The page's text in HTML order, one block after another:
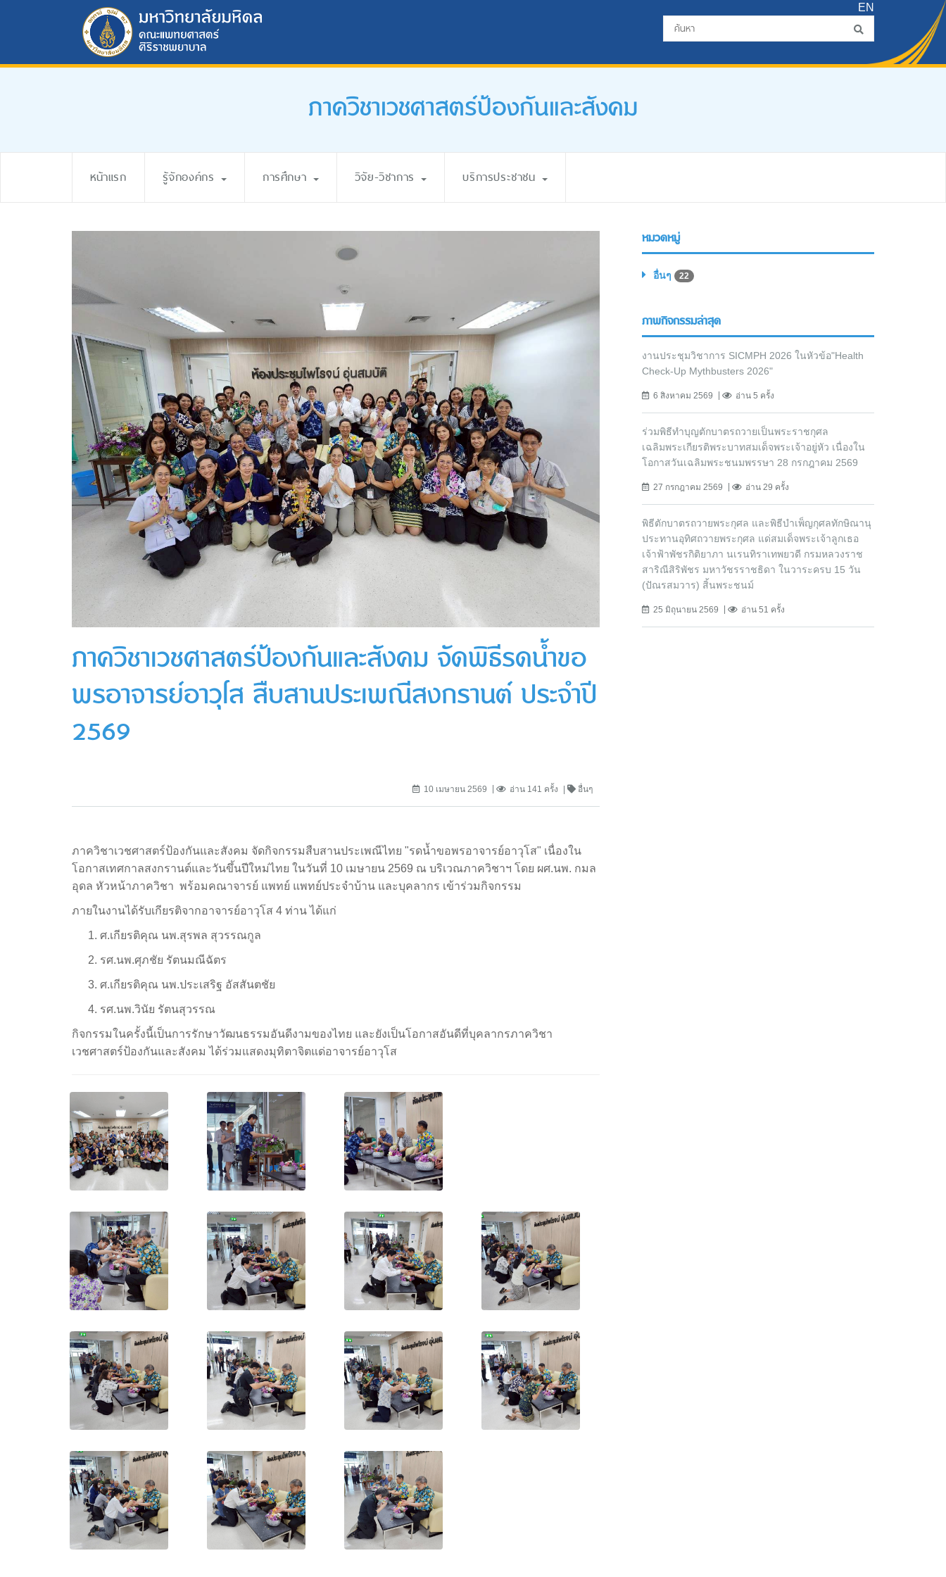
EN
ภาควิชาเวชศาสตร์ป้องกันและสังคม
หน้าแรก รู้จักองค์กร การศึกษา วิจัย-วิชาการ บริการประชาชน
ภาควิชาเวชศาสตร์ป้องกันและสังคม จัดพิธีรดน้ำขอ
พรอาจารย์อาวุโส สืบสานประเพณีสงกรานต์ ประจำปี
2569
10 เมษายน 2569 อ่าน 141 ครั้ง อื่นๆ
ภาควิชาเวชศาสตร์ป้องกันและสังคม จัดกิจกรรมสืบสานประเพณีไทย "รดน้ำขอพรอาจารย์อาวุโส" เนื่องใน
โอกาสเทศกาลสงกรานต์และวันขึ้นปีใหม่ไทย ในวันที่ 10 เมษายน 2569 ณ บริเวณภาควิชาฯ โดย ผศ.นพ. กมล
อุดล หัวหน้าภาควิชา พร้อมคณาจารย์ แพทย์ แพทย์ประจำบ้าน และบุคลากร เข้าร่วมกิจกรรม
ภายในงานได้รับเกียรติจากอาจารย์อาวุโส 4 ท่าน ได้แก่
ศ.เกียรติคุณ นพ.สุรพล สุวรรณกูล
รศ.นพ.ศุภชัย รัตนมณีฉัตร
ศ.เกียรติคุณ นพ.ประเสริฐ อัสสันตชัย
รศ.นพ.วินัย รัตนสุวรรณ
กิจกรรมในครั้งนี้เป็นการรักษาวัฒนธรรมอันดีงามของไทย และยังเป็นโอกาสอันดีที่บุคลากรภาควิชา
เวชศาสตร์ป้องกันและสังคม ได้ร่วมแสดงมุทิตาจิตแด่อาจารย์อาวุโส
หมวดหมู่
อื่นๆ 22
ภาพกิจกรรมล่าสุด
งานประชุมวิชาการ SICMPH 2026 ในหัวข้อ"Health
Check-Up Mythbusters 2026"
6 สิงหาคม 2569 อ่าน 5 ครั้ง
ร่วมพิธีทำบุญตักบาตรถวายเป็นพระราชกุศล
เฉลิมพระเกียรติพระบาทสมเด็จพระเจ้าอยู่หัว เนื่องใน
โอกาสวันเฉลิมพระชนมพรรษา 28 กรกฎาคม 2569
27 กรกฎาคม 2569 อ่าน 29 ครั้ง
พิธีตักบาตรถวายพระกุศล และพิธีบำเพ็ญกุศลทักษิณานุ
ประทานอุทิศถวายพระกุศล แด่สมเด็จพระเจ้าลูกเธอ
เจ้าฟ้าพัชรกิติยาภา นเรนทิราเทพยวดี กรมหลวงราช
สาริณีสิริพัชร มหาวัชรราชธิดา ในวาระครบ 15 วัน
(ปัณรสมวาร) สิ้นพระชนม์
25 มิถุนายน 2569 อ่าน 51 ครั้ง